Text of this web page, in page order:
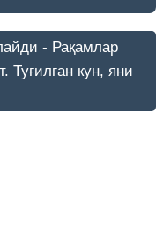
- Рақамлар
Туғилган кун, яни